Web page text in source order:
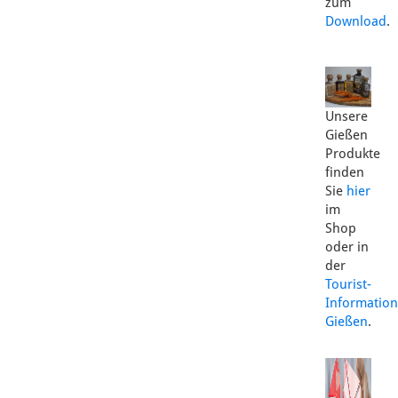
Download.
Unsere
Gießen
Produkte
finden
Sie hier
im
Shop
oder in
der
Tourist-
Information
Gießen.